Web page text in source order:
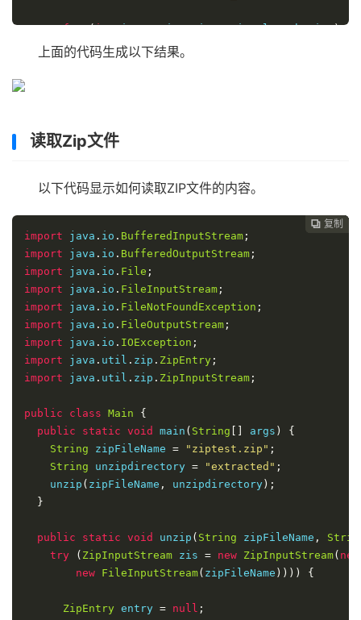
for (int i = 0; i < zipEntries.length; i++)
File entryFile =
return
}
        zos
. putNextEntry (ze);
}
catch (IOException e)
{
      e
. printStackTrace
}
}
public static void addEntryContent
throws
IOException, FileNotFoundException
BufferedInputStream bis = new
byte [] buffer = new byte [ 1024 ];
int count = -1;
while
((count = bis . read buffer )) !=
      zos
. write (buffer 0, count);
}
上面的代码生成以下结果。
读取Zip文件
以下代码显示如何读取ZIP文件的内容。
 复制
 复制
 复制
 复制
 复制
import java . io . BufferedInputStream ;
import java . io . BufferedOutputStream ;
import java . io . File ;
import java . io . FileInputStream ;
import java . io . FileNotFoundException ;
import java . io . FileOutputStream ;
import java . io . IOException ;
import java . util . zip . ZipEntry ;
import java . util . zip . ZipInputStream ;
public class Main
{
public
static void main ( String args )
{
String zipFileName = "ziptest.zip" ;
String unzipdirectory = "extracted" ;
    unzip
( zipFileName , unzipdirectory );
}
public static void unzip ( String zipFileName ,
try
( ZipInputStream zis = new ZipInputStream( new
new FileInputStream( zipFileName )))) {
ZipEntry entry = null ;